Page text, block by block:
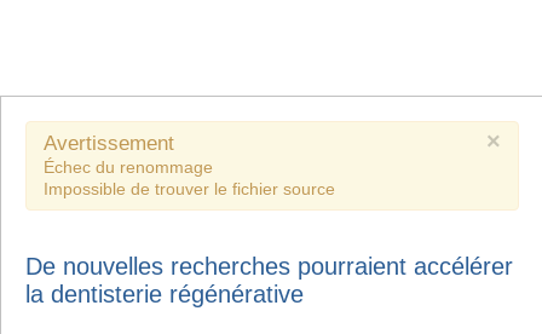
×
Avertissement
Échec du renommage
Impossible de trouver le fichier source
De nouvelles recherches pourraient accélérer
la dentisterie régénérative